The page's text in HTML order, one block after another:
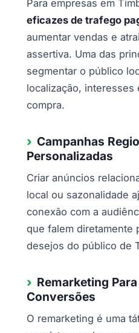
Para empresas em
eficazes de trafego
aumentar vendas e
assertiva. Uma das
segmentar o público
localização, interesses
compra.
Campanhas
Personalizadas
Criar anúncios
local ou sazonalidade
conexão com a
que falem diretamente
desejos do público de
Remarketing
Conversões
O remarketing é uma